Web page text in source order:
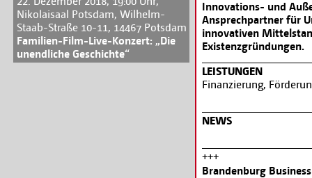
Nikolaisaal Potsdam, Wilhelm-
Staab-Straße 10-11, 14467 Potsdam
Familien-Film-Live-Konzert: „Die
unendliche Geschichte“
Innovations- und
Ansprechpartner für
innovativen
Existenzgründungen.
LEISTUNGEN
Finanzierung,
NEWS
+++
Brandenburg